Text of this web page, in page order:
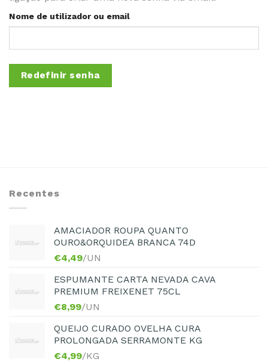
Nome de utilizador ou email
Redefinir senha
Recentes
AMACIADOR ROUPA QUANTO
OURO&ORQUIDEA BRANCA 74D
€4,49/UN
ESPUMANTE CARTA NEVADA CAVA
PREMIUM FREIXENET 75CL
€8,99/UN
QUEIJO CURADO OVELHA CURA
PROLONGADA SERRAMONTE KG
€4,99/KG